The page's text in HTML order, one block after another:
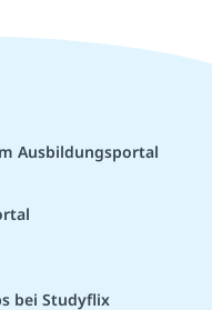
Ausbildungsportal
bei Studyflix